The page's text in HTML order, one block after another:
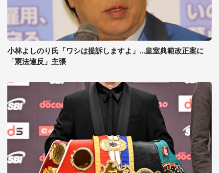
小林よしのり氏「ワシは提訴しますよ」...皇室典範改正案に
「憲法違反」主張